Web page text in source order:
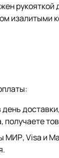
изалитыми
Visa и